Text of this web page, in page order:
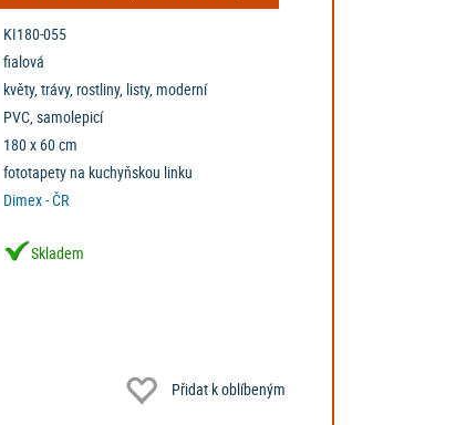
KI180-055
fialová
květy, trávy, rostliny, listy, moderní
PVC, samolepicí
180 x 60 cm
fototapety na kuchyňskou linku
Dimex - ČR
Skladem
Přidat k oblíbeným